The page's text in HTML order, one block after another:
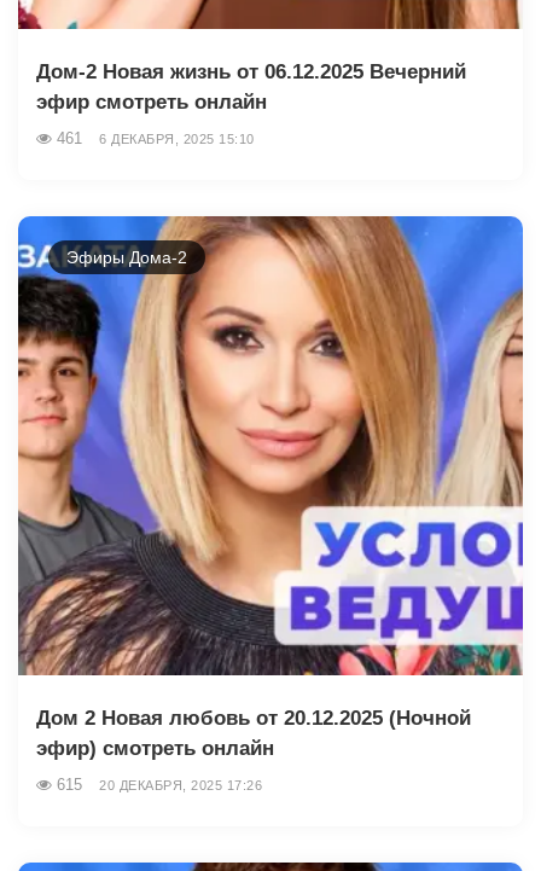
Дом-2 Новая жизнь от 06.12.2025 Вечерний
эфир смотреть онлайн
461 6 ДЕКАБРЯ, 2025 15:10
Эфиры Дома-2
Дом 2 Новая любовь от 20.12.2025 (Ночной
эфир) смотреть онлайн
615 20 ДЕКАБРЯ, 2025 17:26